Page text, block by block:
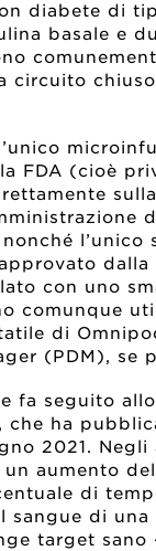
diabete di
basale e
circuito
FDA (cioè
l’unico
dalla
con uno
comunque
di
(PDM), se
fa seguito allo
, che ha
2021.
aumento
di
sangue di una
target sano